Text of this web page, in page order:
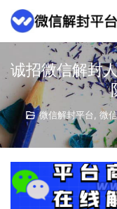
诚招微信解封
微信解封平台 微